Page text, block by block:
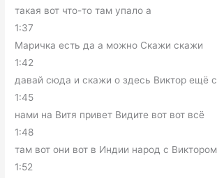
такая вот что-то там упало а
1:37
Маричка есть да а можно Скажи скажи
1:42
давай сюда и скажи о здесь Виктор ещё с
1:45
нами на Витя привет Видите вот вот всё
1:48
там вот они вот в Индии народ с Виктором
1:52